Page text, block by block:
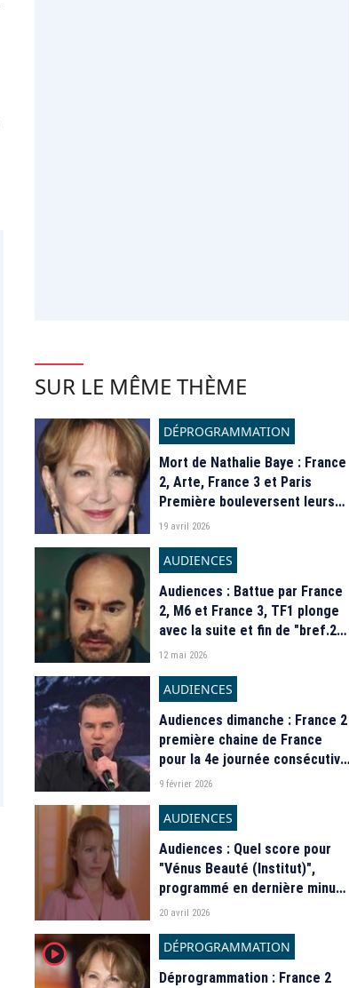
SUR LE MÊME THÈME
DÉPROGRAMMATION
Mort de Nathalie Baye : France
2, Arte, France 3 et Paris
Première bouleversent leurs
grilles pour lui rendre
19 avril 2026
AUDIENCES
Audiences : Battue par France
2, M6 et France 3, TF1 plonge
avec la suite et fin de "bref.2",
talonnée par Jamy Gourmaud
12 mai 2026
AUDIENCES
Audiences dimanche : France 2
première chaine de France
pour la 4e journée consécutive
grâce aux Jeux Olympiques
historique pour "En Société"
9 février 2026
AUDIENCES
Audiences : Quel score pour
"Vénus Beauté (Institut)",
programmé en dernière minute
sur France 2 en hommage à
20 avril 2026
player2
DÉPROGRAMMATION
Déprogrammation : France 2